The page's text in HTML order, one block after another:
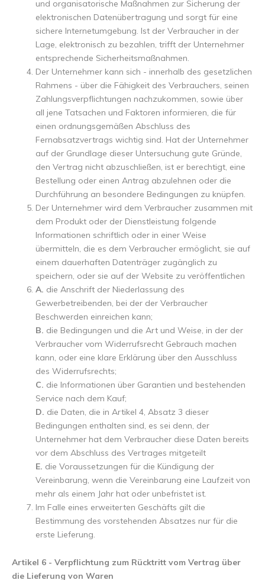
und organisatorische Maßnahmen zur Sicherung der
elektronischen Datenübertragung und sorgt für eine
sichere Internetumgebung. Ist der Verbraucher in der
Lage, elektronisch zu bezahlen, trifft der Unternehmer
entsprechende Sicherheitsmaßnahmen.
Der Unternehmer kann sich - innerhalb des gesetzlichen
Rahmens - über die Fähigkeit des Verbrauchers, seinen
Zahlungsverpflichtungen nachzukommen, sowie über
all jene Tatsachen und Faktoren informieren, die für
einen ordnungsgemäßen Abschluss des
Fernabsatzvertrags wichtig sind. Hat der Unternehmer
auf der Grundlage dieser Untersuchung gute Gründe,
den Vertrag nicht abzuschließen, ist er berechtigt, eine
Bestellung oder einen Antrag abzulehnen oder die
Durchführung an besondere Bedingungen zu knüpfen.
Der Unternehmer wird dem Verbraucher zusammen mit
dem Produkt oder der Dienstleistung folgende
Informationen schriftlich oder in einer Weise
übermitteln, die es dem Verbraucher ermöglicht, sie auf
einem dauerhaften Datenträger zugänglich zu
speichern, oder sie auf der Website zu veröffentlichen
A. die Anschrift der Niederlassung des
Gewerbetreibenden, bei der der Verbraucher
Beschwerden einreichen kann;
B. die Bedingungen und die Art und Weise, in der der
Verbraucher vom Widerrufsrecht Gebrauch machen
kann, oder eine klare Erklärung über den Ausschluss
des Widerrufsrechts;
C. die Informationen über Garantien und bestehenden
Service nach dem Kauf;
D. die Daten, die in Artikel 4, Absatz 3 dieser
Bedingungen enthalten sind, es sei denn, der
Unternehmer hat dem Verbraucher diese Daten bereits
vor dem Abschluss des Vertrages mitgeteilt
E. die Voraussetzungen für die Kündigung der
Vereinbarung, wenn die Vereinbarung eine Laufzeit von
mehr als einem Jahr hat oder unbefristet ist.
Im Falle eines erweiterten Geschäfts gilt die
Bestimmung des vorstehenden Absatzes nur für die
erste Lieferung.
Artikel 6 - Verpflichtung zum Rücktritt vom Vertrag über
die Lieferung von Waren